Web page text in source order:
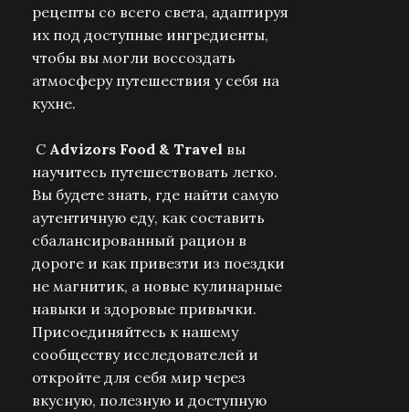
рецепты со всего света, адаптируя
их под доступные ингредиенты,
чтобы вы могли воссоздать
атмосферу путешествия у себя на
кухне.
С Advizors Food & Travel вы
научитесь путешествовать легко.
Вы будете знать, где найти самую
аутентичную еду, как составить
сбалансированный рацион в
дороге и как привезти из поездки
не магнитик, а новые кулинарные
навыки и здоровые привычки.
Присоединяйтесь к нашему
сообществу исследователей и
откройте для себя мир через
вкусную, полезную и доступную